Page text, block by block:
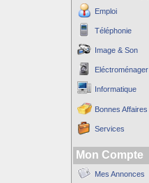
Emploi
Téléphonie
Image & Son
Eléctroménager
Informatique
Bonnes Affaires
Services
Mon Compte
Mes Annonces